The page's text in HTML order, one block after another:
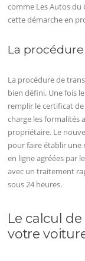
comme Les Autos
cette démarche en
La
La procédure de
bien défini. Une fois
remplir le certificat
charge les formalités
propriétaire. Le
pour faire établir une
en ligne agréées par
avec un traitement
sous 24 heures.
Le calcul
votre